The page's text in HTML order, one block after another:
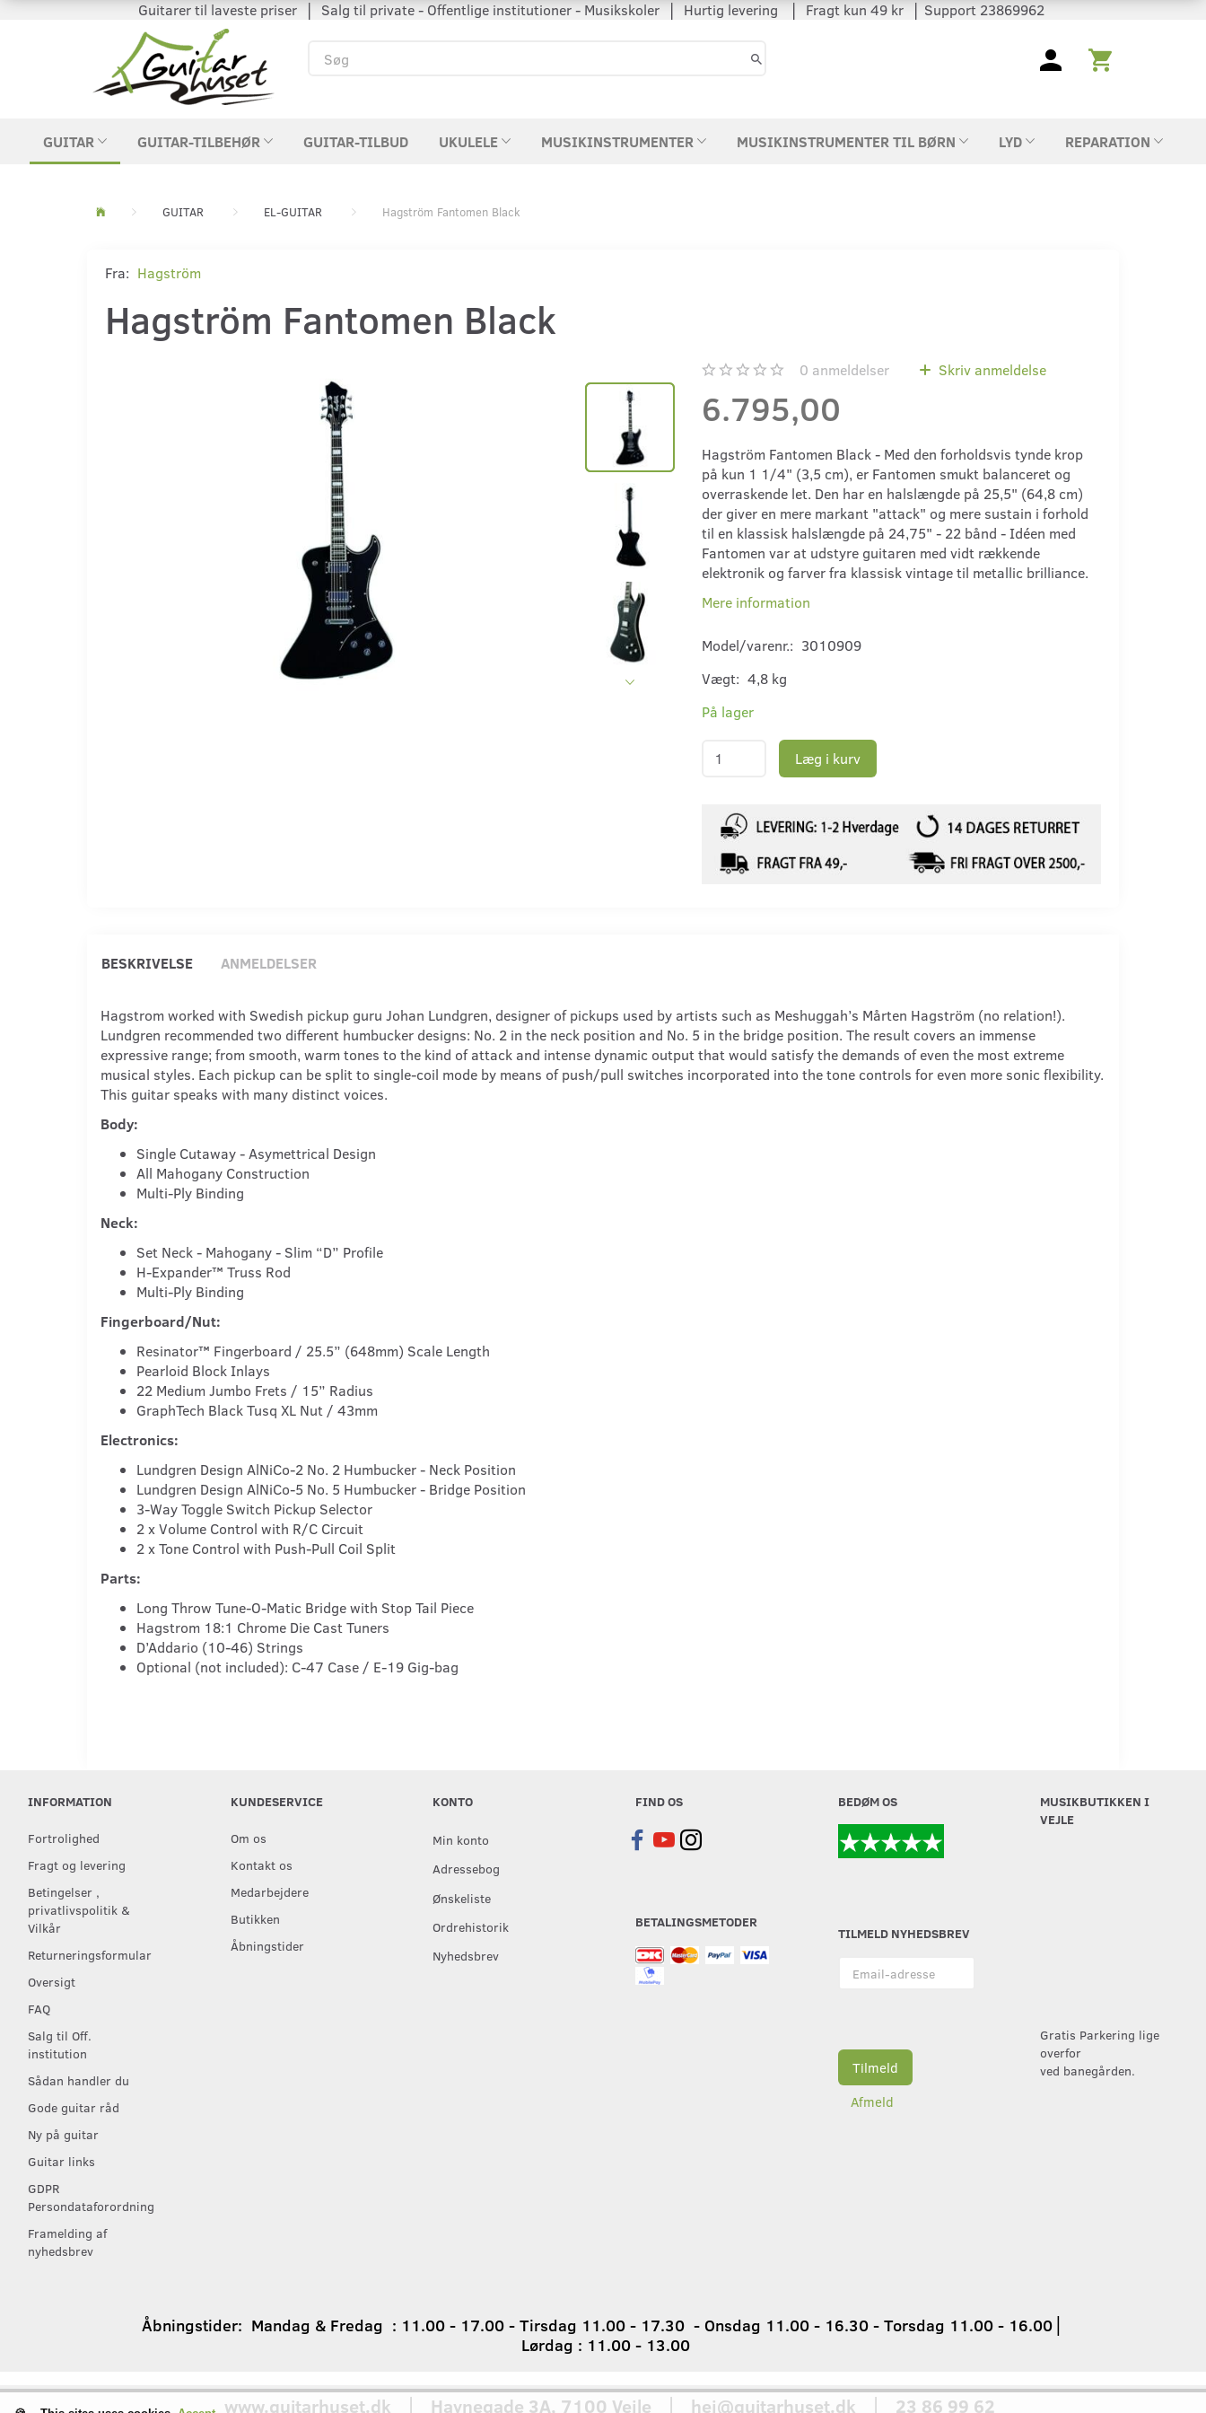
Guitarer til laveste priser │ Salg til private - Offentlige institutioner - Musikskoler │ Hurtig levering │ Fragt kun 49 kr │ Support 23869962
GUITAR GUITAR-TILBEHØR GUITAR-TILBUD UKULELE MUSIKINSTRUMENTER MUSIKINSTRUMENTER TIL BØRN LYD REPARATION
GUITAR EL-GUITAR Hagström Fantomen Black
Fra: Hagström
Hagström Fantomen Black
0 anmeldelser Skriv anmeldelse
6.795,00
Hagström Fantomen Black - Med den forholdsvis tynde krop
på kun 1 1/4" (3,5 cm), er Fantomen smukt balanceret og
overraskende let. Den har en halslængde på 25,5" (64,8 cm)
der giver en mere markant "attack" og mere sustain i forhold
til en klassisk halslængde på 24,75" - 22 bånd - Idéen med
Fantomen var at udstyre guitaren med vidt rækkende
elektronik og farver fra klassisk vintage til metallic brilliance.
Mere information
Model/varenr.: 3010909
Vægt: 4,8 kg
På lager
Læg i kurv
BESKRIVELSE ANMELDELSER
Hagstrom worked with Swedish pickup guru Johan Lundgren, designer of pickups used by artists such as Meshuggah’s Mårten Hagström (no relation!).
Lundgren recommended two different humbucker designs: No. 2 in the neck position and No. 5 in the bridge position. The result covers an immense
expressive range; from smooth, warm tones to the kind of attack and intense dynamic output that would satisfy the demands of even the most extreme
musical styles. Each pickup can be split to single-coil mode by means of push/pull switches incorporated into the tone controls for even more sonic flexibility.
This guitar speaks with many distinct voices.
Body:
Single Cutaway - Asymettrical Design
All Mahogany Construction
Multi-Ply Binding
Neck:
Set Neck - Mahogany - Slim “D” Profile
H-Expander™ Truss Rod
Multi-Ply Binding
Fingerboard/Nut:
Resinator™ Fingerboard / 25.5” (648mm) Scale Length
Pearloid Block Inlays
22 Medium Jumbo Frets / 15” Radius
GraphTech Black Tusq XL Nut / 43mm
Electronics:
Lundgren Design AlNiCo-2 No. 2 Humbucker - Neck Position
Lundgren Design AlNiCo-5 No. 5 Humbucker - Bridge Position
3-Way Toggle Switch Pickup Selector
2 x Volume Control with R/C Circuit
2 x Tone Control with Push-Pull Coil Split
Parts:
Long Throw Tune-O-Matic Bridge with Stop Tail Piece
Hagstrom 18:1 Chrome Die Cast Tuners
D’Addario (10-46) Strings
Optional (not included): C-47 Case / E-19 Gig-bag
INFORMATION
Fortrolighed
Fragt og levering
Betingelser ,
privatlivspolitik &
Vilkår
Returneringsformular
Oversigt
FAQ
Salg til Off.
institution
Sådan handler du
Gode guitar råd
Ny på guitar
Guitar links
GDPR
Persondataforordning
Framelding af
nyhedsbrev
KUNDESERVICE
Om os
Kontakt os
Medarbejdere
Butikken
Åbningstider
KONTO
Min konto
Adressebog
Ønskeliste
Ordrehistorik
Nyhedsbrev
FIND OS
BETALINGSMETODER
BEDØM OS
TILMELD NYHEDSBREV
adresse
Tilmeld
Afmeld
MUSIKBUTIKKEN I
VEJLE
Gratis Parkering lige
overfor
ved banegården.
Åbningstider: Mandag & Fredag : 11.00 - 17.00 - Tirsdag 11.00 - 17.30 - Onsdag 11.00 - 16.30 - Torsdag 11.00 - 16.00
Lørdag : 11.00 - 13.00
www.guitarhuset.dk │ Havnegade 3A, 7100 Vejle │ hej@guitarhuset.dk │ 23 86 99 62